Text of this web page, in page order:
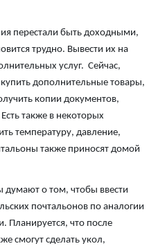
перестали быть доходными,
трудно. Вывести их на
услуг. Сейчас,
дополнительные товары,
копии документов,
также в некоторых
температуру, давление,
также приносят домой
думают о том, чтобы ввести
почтальонов по аналогии
Планируется, что после
смогут сделать укол,